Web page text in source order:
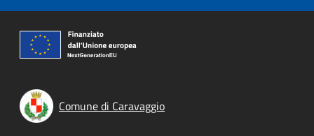
Comune di Caravaggio